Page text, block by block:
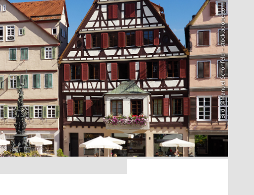
Bild: @Manuel Schönfeld – stock.adobe.com